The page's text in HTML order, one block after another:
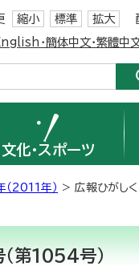
縮小 標準 拡大
・簡体中文・繁體中
文化・スポーツ
2011年） > 広報ひがし
第1054号）